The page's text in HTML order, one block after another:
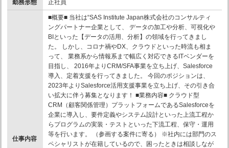
勤務形態 正社員
仕事内容
■概要■ 当社は“SAS Institute Japan株式会社のコンサルティ
ングパートナー企業として、 データの加工や分析、可視化や
BIといった【データの活用、分析】の領域を行ってきまし
た。 しかし、コロナ禍やDX、クラウドといった時流も相ま
って、 業務系から情報系まで幅広く対応できるITベンダーを
目指し、 2016年よりCRM/SFA事業を立ち上げ、Salesforce
導入、定着支援を行ってきました。 今回のポジションは、
2023年よりSalesforce活用支援事業を立ち上げ、その引き合
い拡大に伴う募集となります！ ■業務内容■ クラウド型
CRM（顧客関係管理）プラットフォームであるSalesforceを
企業に導入し、要件定義やシステム設計といった上流工程か
らプログラムの実装・テストといった下流工程、保守・運用
等を行います。 （参画する案件に寄る） ※社内には部門のス
ペシャリストが在籍しているので、困ったときは相談しなが